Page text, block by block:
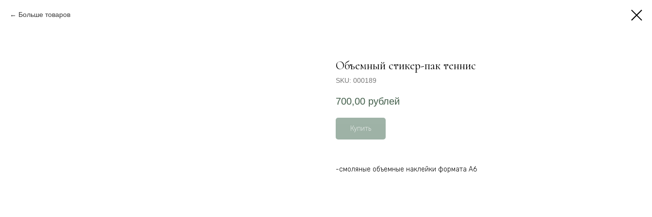
Больше товаров
Объемный стикер-пак теннис
SKU: 000189
700,00 рублей
Купить
-смоляные объемные наклейки формата А6